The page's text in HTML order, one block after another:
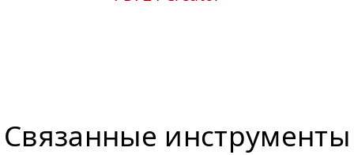
Связанные инструменты